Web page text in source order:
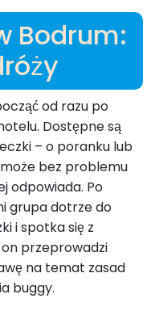
Bodrum:
od razu po
Dostępne są
– o poranku lub
bez problemu
odpowiada. Po
grupa dotrze do
i spotka się z
przeprowadzi
na temat zasad
buggy.